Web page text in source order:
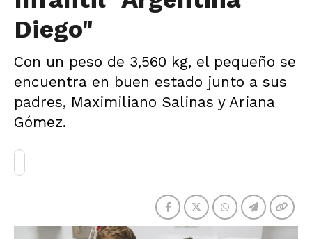
Diego"
Con un peso de 3,560 kg, el pequeño se
encuentra en buen estado junto a sus
padres, Maximiliano Salinas y Ariana
Gómez.